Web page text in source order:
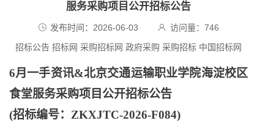
服务采购项目公开招标公告
发布时间：2026-06-03 访问量： 746
招标公告 招标网 采购招标网 政府采购 采购招标 中国招标网
6月一手资讯&北京交通运输职业学院海淀校区
食堂服务采购项目公开招标公告
(招标编号：ZKXJTC-2026-F084)